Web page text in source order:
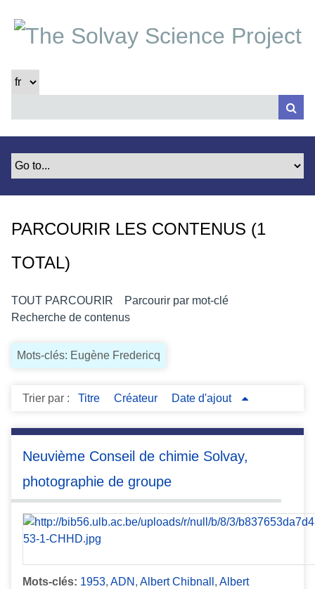
t
PARCOURIR LES CONTENUS (1
TOTAL)
TOUT PARCOURIR
Parcourir par mot-clé
Recherche de contenus
Mots-clés: Eugène Fredericq
Trier par : Titre Créateur Date d'ajout
Neuvième Conseil de chimie Solvay,
photographie de groupe
Mots-clés: 1953, ADN , Albert Chibnall , Albert